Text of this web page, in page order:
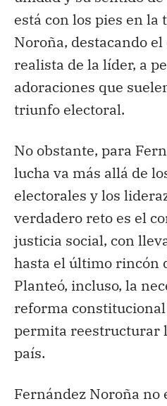
está con los pies en la
Noroña, destacando
realista de la líder, a
adoraciones que
triunfo electoral.
No obstante, para
lucha va más allá de
electorales y los
verdadero reto es el
justicia social, con
hasta el último rincón
Planteó, incluso, la
reforma
permita reestructurar
país.
Fernández Noroña no